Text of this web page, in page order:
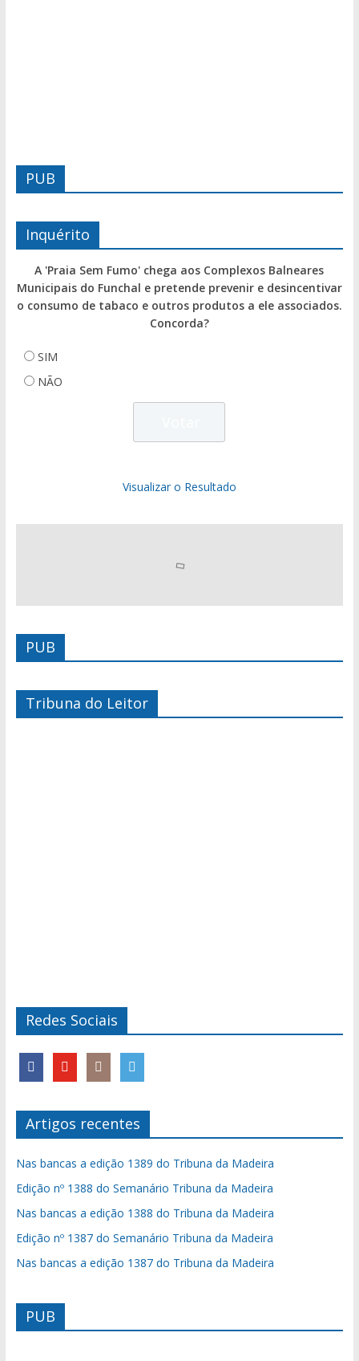
PUB
Inquérito
A 'Praia Sem Fumo' chega aos Complexos Balneares
Municipais do Funchal e pretende prevenir e desincentivar
o consumo de tabaco e outros produtos a ele associados.
Concorda?
SIM
NÃO
Visualizar o Resultado
PUB
Tribuna do Leitor
Redes Sociais
Artigos recentes
Nas bancas a edição 1389 do Tribuna da Madeira
Edição nº 1388 do Semanário Tribuna da Madeira
Nas bancas a edição 1388 do Tribuna da Madeira
Edição nº 1387 do Semanário Tribuna da Madeira
Nas bancas a edição 1387 do Tribuna da Madeira
PUB